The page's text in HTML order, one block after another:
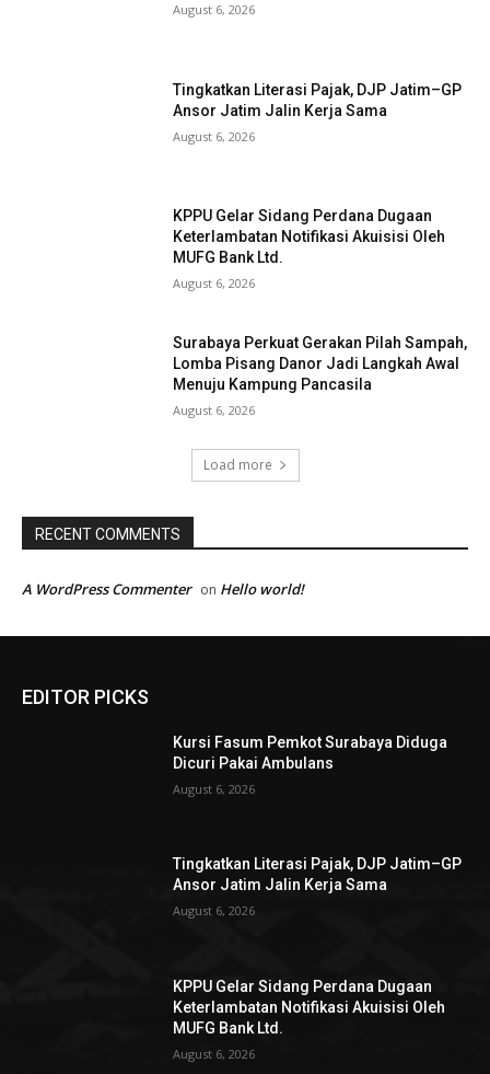
August 6, 2026
Tingkatkan Literasi Pajak, DJP Jatim–GP
Ansor Jatim Jalin Kerja Sama
August 6, 2026
KPPU Gelar Sidang Perdana Dugaan
Keterlambatan Notifikasi Akuisisi Oleh
MUFG Bank Ltd.
August 6, 2026
Surabaya Perkuat Gerakan Pilah Sampah,
Lomba Pisang Danor Jadi Langkah Awal
Menuju Kampung Pancasila
August 6, 2026
Load more
RECENT COMMENTS
A WordPress Commenter on Hello world!
EDITOR PICKS
Kursi Fasum Pemkot Surabaya Diduga
Dicuri Pakai Ambulans
August 6, 2026
Tingkatkan Literasi Pajak, DJP Jatim–GP
Ansor Jatim Jalin Kerja Sama
August 6, 2026
KPPU Gelar Sidang Perdana Dugaan
Keterlambatan Notifikasi Akuisisi Oleh
MUFG Bank Ltd.
August 6, 2026